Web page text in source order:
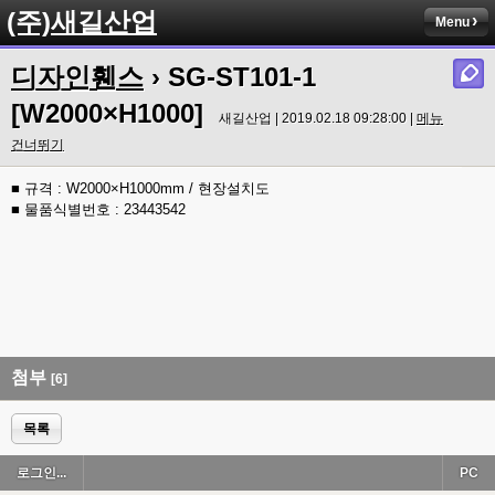
(주)새길산업 Menu
디자인휀스 › SG-ST101-1
[W2000×H1000]
새길산업 | 2019.02.18 09:28:00 | 메뉴
건너뛰기
■ 규격 : W2000×H1000mm / 현장설치도
■ 물품식별번호 : 23443542
첨부 [6]
목록
로그인... PC